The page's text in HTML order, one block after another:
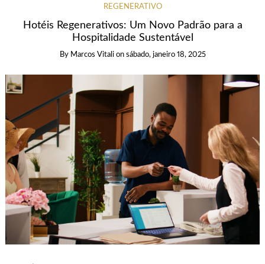
REGENERATIVO
Hotéis Regenerativos: Um Novo Padrão para a
Hospitalidade Sustentável
By Marcos Vitali on sábado, janeiro 18, 2025